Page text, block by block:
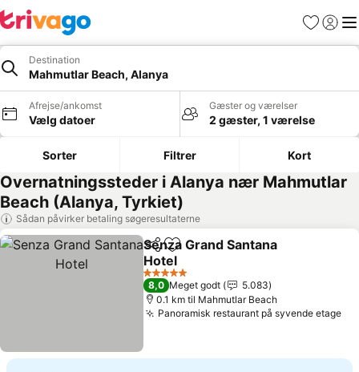
Favoritter
Log ind
Destination
Mahmutlar Beach, Alanya
Afrejse/ankomst
Vælg datoer
Gæster og værelser
2 gæster, 1 værelse
Sorter Filtrer Kort
Overnatningssteder i Alanya nær Mahmutlar
Beach (Alanya, Tyrkiet)
Sådan påvirker betaling søgeresultaterne
Del Føj til favoritter
Senza Grand Santana
Hotel
Se priser
5 Stjerner
8,0 Meget godt
5.083
0.1 km til Mahmutlar Beach
Panoramisk restaurant på syvende etage